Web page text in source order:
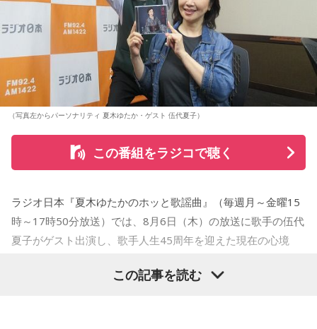
（写真左からパーソナリティ 夏木ゆたか・ゲスト 伍代夏子）
この番組をラジコで聴く
ラジオ日本『夏木ゆたかのホッと歌謡曲』（毎週月～金曜15
時～17時50分放送）では、8月6日（木）の放送に歌手の伍代
夏子がゲスト出演し、歌手人生45周年を迎えた現在の心境
この記事を読む